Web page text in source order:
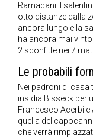
Ramadani. I
otto distanze dalla
ancora lungo e la
ha ancora mai
2 sconfitte nei 7
Le probabili
Nei padroni di
insidia Bisseck per
Francesco Acerbi e
quella del
che verrà